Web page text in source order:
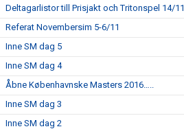
Deltagarlistor till Prisjakt och Tritonspel 14/11
Referat Novembersim 5-6/11
Inne SM dag 5
Inne SM dag 4
Åbne Københavnske Masters 2016…..
Inne SM dag 3
Inne SM dag 2